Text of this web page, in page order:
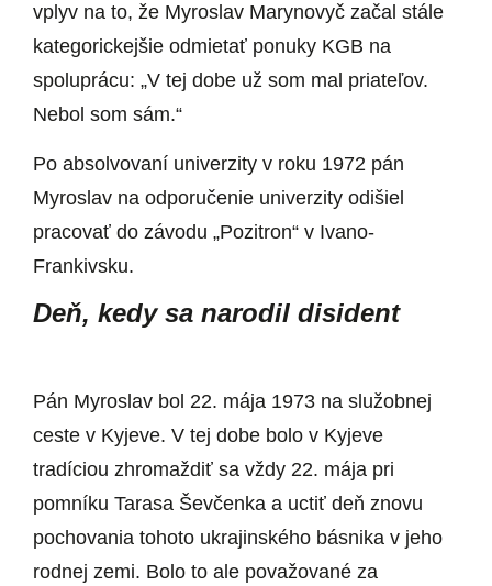
vplyv na to, že Myroslav Marynovyč začal stále
kategorickejšie odmietať ponuky KGB na
spoluprácu: „V tej dobe už som mal priateľov.
Nebol som sám.“
Po absolvovaní univerzity v roku 1972 pán
Myroslav na odporučenie univerzity odišiel
pracovať do závodu „Pozitron“ v Ivano-
Frankivsku.
Deň, kedy sa narodil disident
Pán Myroslav bol 22. mája 1973 na služobnej
ceste v Kyjeve. V tej dobe bolo v Kyjeve
tradíciou zhromaždiť sa vždy 22. mája pri
pomníku Tarasa Ševčenka a uctiť deň znovu
pochovania tohoto ukrajinského básnika v jeho
rodnej zemi. Bolo to ale považované za